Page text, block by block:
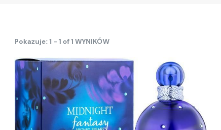
Pokazuje: 1 - 1 of 1 WYNIKÓW